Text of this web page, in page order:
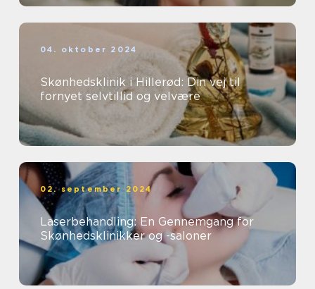
04. oktober 2024
Skønhedsklinik i Hillerød: Din vej til
fornyet selvtillid og velvære
02. september 2024
Laserbehandling: En Gennemgang for
Skønhedsklinikker og -saloner